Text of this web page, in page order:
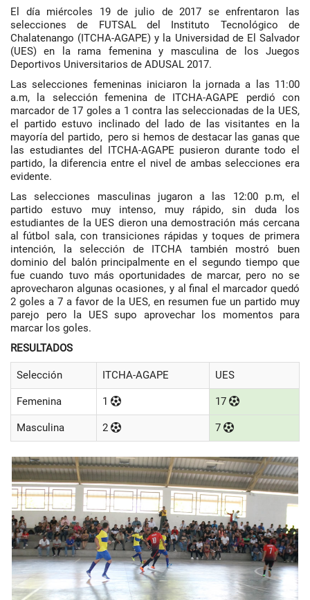
El día miércoles 19 de julio de 2017 se enfrentaron las
selecciones de FUTSAL del Instituto Tecnológico de
Chalatenango (ITCHA-AGAPE) y la Universidad de El Salvador
(UES) en la rama femenina y masculina de los Juegos
Deportivos Universitarios de ADUSAL 2017.
Las selecciones femeninas iniciaron la jornada a las 11:00
a.m, la selección femenina de ITCHA-AGAPE perdió con
marcador de 17 goles a 1 contra las seleccionadas de la UES,
el partido estuvo inclinado del lado de las visitantes en la
mayoría del partido, pero si hemos de destacar las ganas que
las estudiantes del ITCHA-AGAPE pusieron durante todo el
partido, la diferencia entre el nivel de ambas selecciones era
evidente.
Las selecciones masculinas jugaron a las 12:00 p.m, el
partido estuvo muy intenso, muy rápido, sin duda los
estudiantes de la UES dieron una demostración más cercana
al fútbol sala, con transiciones rápidas y toques de primera
intención, la selección de ITCHA también mostró buen
dominio del balón principalmente en el segundo tiempo que
fue cuando tuvo más oportunidades de marcar, pero no se
aprovecharon algunas ocasiones, y al final el marcador quedó
2 goles a 7 a favor de la UES, en resumen fue un partido muy
parejo pero la UES supo aprovechar los momentos para
marcar los goles.
RESULTADOS
Selección ITCHA-AGAPE UES
Femenina 1 17
Masculina 2 7